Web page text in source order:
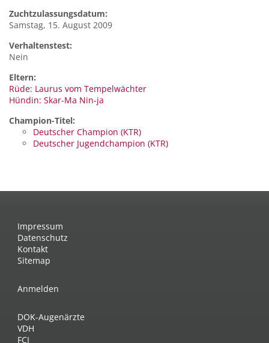
Zuchtzulassungsdatum:
Samstag, 15. August 2009
Verhaltenstest:
Nein
Eltern:
Rüde: Laurus vom Tempelwächter
Hündin: Skar-Ma Nin-ja
Champion-Titel:
Deutscher Champion (KTR)
Deutscher Jugendchampion (KTR)
Impressum
Datenschutz
Kontakt
Sitemap
Anmelden
DOK-Augenärzte
VDH
FCI